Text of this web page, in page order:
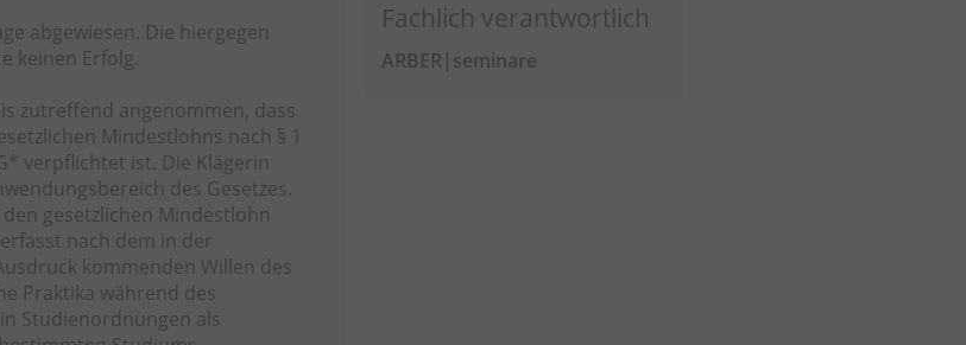
abgewiesen. Die hiergegen
keinen Erfolg.
zutreffend angenommen, dass
Mindestlohns nach § 1
verpflichtet ist. Die Klägerin
des Gesetzes.
gesetzlichen Mindestlohn
nach dem in der
kommenden Willen des
Praktika während des
Studienordnungen als
Fachlich verantwortlich
ARBER|seminare